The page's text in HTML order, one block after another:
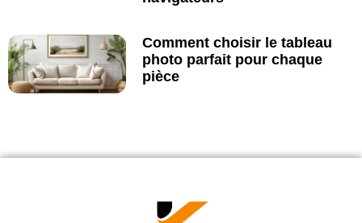
Comment choisir le tableau
photo parfait pour chaque
pièce